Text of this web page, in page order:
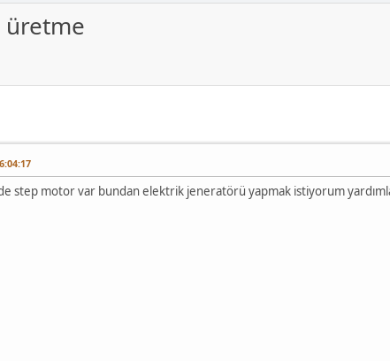
step motor var bundan elektrik jeneratörü yapmak istiyorum